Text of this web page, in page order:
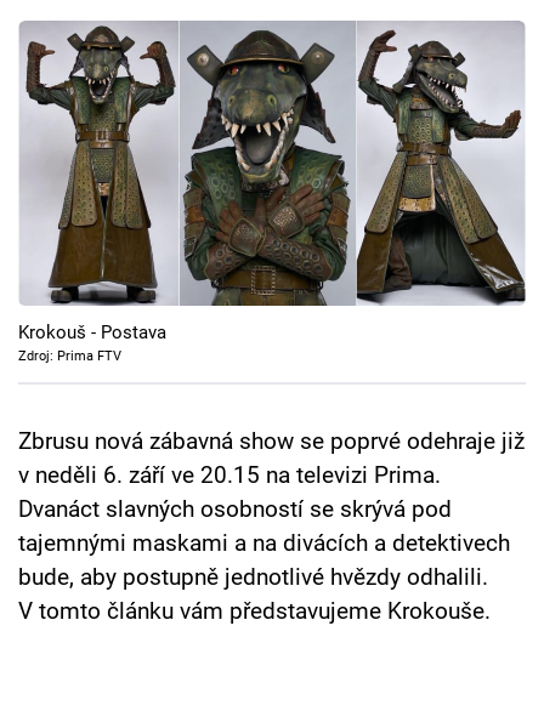
Filmy
Seriály
Cool Esport
Pořady
TV Program
Přihlášení
Sledujte nás
Krokouš - Postava
Zdroj: Prima FTV
Zbrusu nová zábavná show se poprvé odehraje již
v neděli 6. září ve 20.15 na televizi Prima.
Dvanáct slavných osobností se skrývá pod
tajemnými maskami a na divácích a detektivech
bude, aby postupně jednotlivé hvězdy odhalili.
V tomto článku vám představujeme Krokouše.